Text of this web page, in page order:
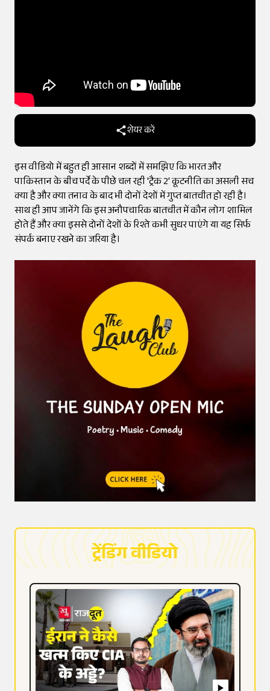
शेयर करें
इस वीडियो में बहुत ही आसान शब्दों में समझिए कि भारत और
पाकिस्तान के बीच पर्दे के पीछे चल रही 'ट्रैक 2' कूटनीति का असली सच
क्या है और क्या तनाव के बाद भी दोनों देशों में गुप्त बातचीत हो रही है।
साथ ही आप जानेंगे कि इस अनौपचारिक बातचीत में कौन लोग शामिल
होते हैं और क्या इससे दोनों देशों के रिश्ते कभी सुधर पाएंगे या यह सिर्फ
संपर्क बनाए रखने का जरिया है।
ट्रेंडिंग वीडियो